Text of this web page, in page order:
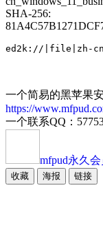
SHA-256:
一个简易的黑苹果
https://
一个联系QQ：
mfpud永久会
收藏 海报 链接